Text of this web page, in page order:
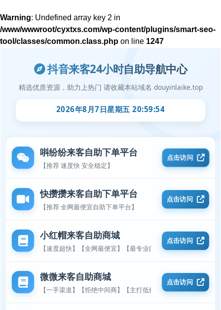
Warning: Undefined array key 2 in
/www/wwwroot/cyxtxs.com/wp-content/plugins/smart-seo-
tool/classes/common.class.php on line 1247